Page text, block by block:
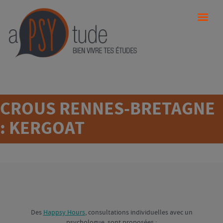
CROUS RENNES-BRETAGNE
: KERGOAT
Des Happsy Hours, consultations individuelles avec un